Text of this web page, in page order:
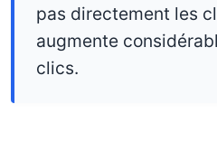
pas directement les
augmente
clics.